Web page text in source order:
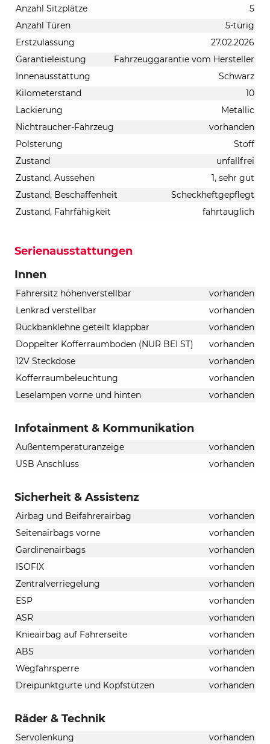
Anzahl Sitzplätze
5
Anzahl Türen
5-türig
Erstzulassung
27.02.2026
Garantieleistung
Fahrzeuggarantie vom Hersteller
Innenausstattung
Schwarz
Kilometerstand
10
Lackierung
Metallic
Nichtraucher-Fahrzeug
vorhanden
Polsterung
Stoff
Zustand
unfallfrei
Zustand, Aussehen
1, sehr gut
Zustand, Beschaffenheit
Scheckheftgepflegt
Zustand, Fahrfähigkeit
fahrtauglich
Serienausstattungen
Innen
Fahrersitz höhenverstellbar
vorhanden
Lenkrad verstellbar
vorhanden
Rückbanklehne geteilt klappbar
vorhanden
Doppelter Kofferraumboden (NUR BEI ST)
vorhanden
12V Steckdose
vorhanden
Kofferraumbeleuchtung
vorhanden
Leselampen vorne und hinten
vorhanden
Infotainment & Kommunikation
Außentemperaturanzeige
vorhanden
USB Anschluss
vorhanden
Sicherheit & Assistenz
Airbag und Beifahrerairbag
vorhanden
Seitenairbags vorne
vorhanden
Gardinenairbags
vorhanden
ISOFIX
vorhanden
Zentralverriegelung
vorhanden
ESP
vorhanden
ASR
vorhanden
Knieairbag auf Fahrerseite
vorhanden
ABS
vorhanden
Wegfahrsperre
vorhanden
Dreipunktgurte und Kopfstützen
vorhanden
Räder & Technik
Servolenkung vorhanden